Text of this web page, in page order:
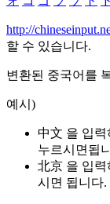
http://
할 수 있습니다.
변환된 중국어를
예시)
中文 을 입력
누르시면됩
北京 을 입력
시면 됩니다.